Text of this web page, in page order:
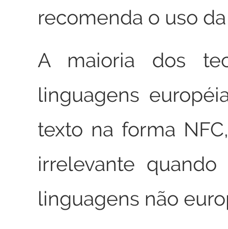
recomenda o uso
A maioria dos
linguagens
texto na forma
irrelevante
linguagens não